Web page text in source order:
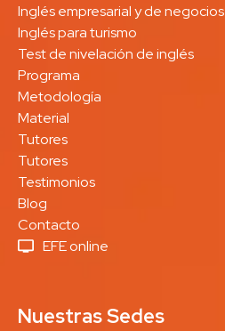
Inglés empresarial y de negocios
Inglés para turismo
Test de nivelación de inglés
Programa
Metodología
Material
Tutores
Tutores
Testimonios
Blog
Contacto
EFE online
Nuestras Sedes